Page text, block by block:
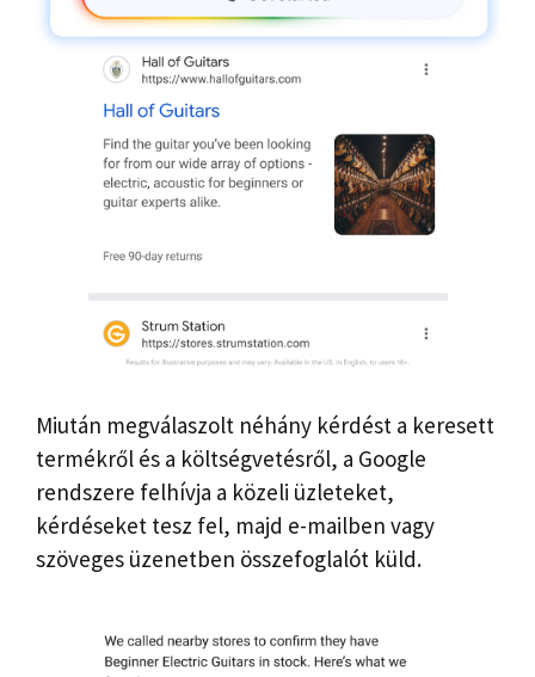
Miután megválaszolt néhány kérdést a keresett
termékről és a költségvetésről, a Google
rendszere felhívja a közeli üzleteket,
kérdéseket tesz fel, majd e-mailben vagy
szöveges üzenetben összefoglalót küld.